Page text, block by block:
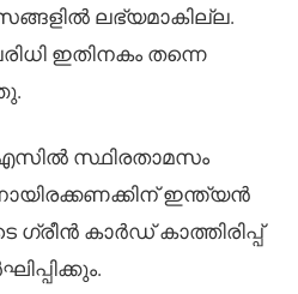
ലഭ്യമാകില്ല.
ഇതിനകം തന്നെ
സ്ഥിരതാമസം
ഇന്ത്യൻ
കാർഡ് കാത്തിരിപ്പ്